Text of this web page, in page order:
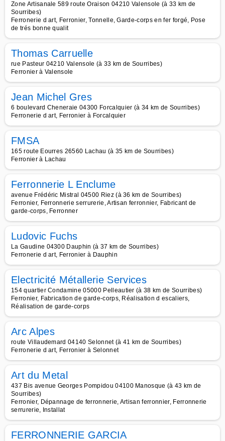
Zone Artisanale 589 route Oraison 04210 Valensole (à 33 km de
Sourribes)
Ferronerie d art, Ferronier, Tonnelle, Garde-corps en fer forgé, Pose
de trés bonne qualit
Thomas Carruelle
rue Pasteur 04210 Valensole (à 33 km de Sourribes)
Ferronier à Valensole
Jean Michel Gres
6 boulevard Cheneraie 04300 Forcalquier (à 34 km de Sourribes)
Ferronerie d art, Ferronier à Forcalquier
FMSA
165 route Eourres 26560 Lachau (à 35 km de Sourribes)
Ferronier à Lachau
Ferronnerie L Enclume
avenue Frédéric Mistral 04500 Riez (à 36 km de Sourribes)
Ferronier, Ferronnerie serrurerie, Artisan ferronnier, Fabricant de
garde-corps, Ferronner
Ludovic Fuchs
La Gaudine 04300 Dauphin (à 37 km de Sourribes)
Ferronerie d art, Ferronier à Dauphin
Electricité Métallerie Services
154 quartier Condamine 05000 Pelleautier (à 38 km de Sourribes)
Ferronier, Fabrication de garde-corps, Réalisation d escaliers,
Réalisation de garde-corps
Arc Alpes
route Villaudemard 04140 Selonnet (à 41 km de Sourribes)
Ferronerie d art, Ferronier à Selonnet
Art du Metal
437 Bis avenue Georges Pompidou 04100 Manosque (à 43 km de
Sourribes)
Ferronier, Dépannage de ferronnerie, Artisan ferronnier, Ferronnerie
serrurerie, Installat
FERRONNERIE GARCIA